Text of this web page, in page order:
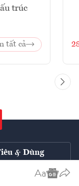
trúc
tất cả
& Dùng